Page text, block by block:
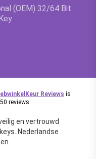
(OEM) 32/64 Bit
Reviews is
reviews.
en vertrouwd
Nederlandse